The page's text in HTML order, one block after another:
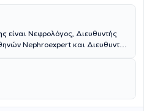
είναι Νεφρολόγος, Διευθυντής
Nephroexpert και Διευθυντής
Μοσχάτο, στον Άγιο Δημήτριο και
απόφοιτος της Ιατρικής
με πολύχρονη εμπειρία στη
και στο εξωτερικό.